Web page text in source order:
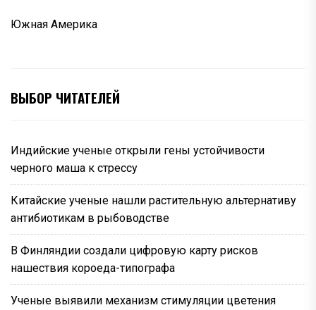
Южная Америка
ВЫБОР ЧИТАТЕЛЕЙ
Индийские ученые открыли гены устойчивости
черного маша к стрессу
Китайские ученые нашли растительную альтернативу
антибиотикам в рыбоводстве
В Финляндии создали цифровую карту рисков
нашествия короеда-типографа
Ученые выявили механизм стимуляции цветения